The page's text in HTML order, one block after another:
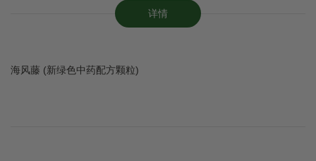
详情
海风藤 (新绿色中药配方颗粒)